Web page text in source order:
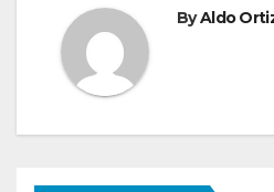
ByAldo